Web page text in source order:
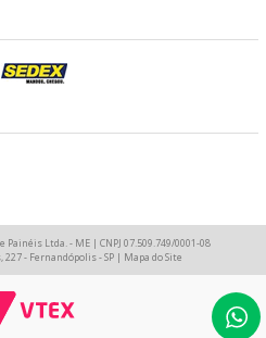
Painéis Ltda. - ME | CNPJ 07.509.749/0001-08
227 - Fernandópolis - SP | Mapa do Site